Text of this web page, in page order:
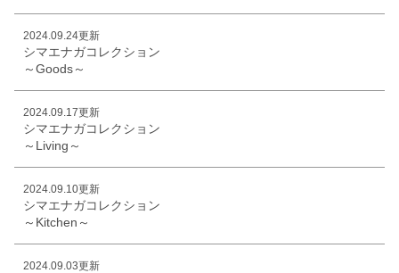
2024.09.24更新
シマエナガコレクション
～Goods～
2024.09.17更新
シマエナガコレクション
～Living～
2024.09.10更新
シマエナガコレクション
～Kitchen～
2024.09.03更新